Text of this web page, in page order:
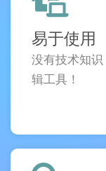
易于使用
没有技术知
辑工具！